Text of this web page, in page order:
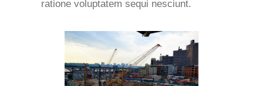
ratione voluptatem sequi nesciunt.